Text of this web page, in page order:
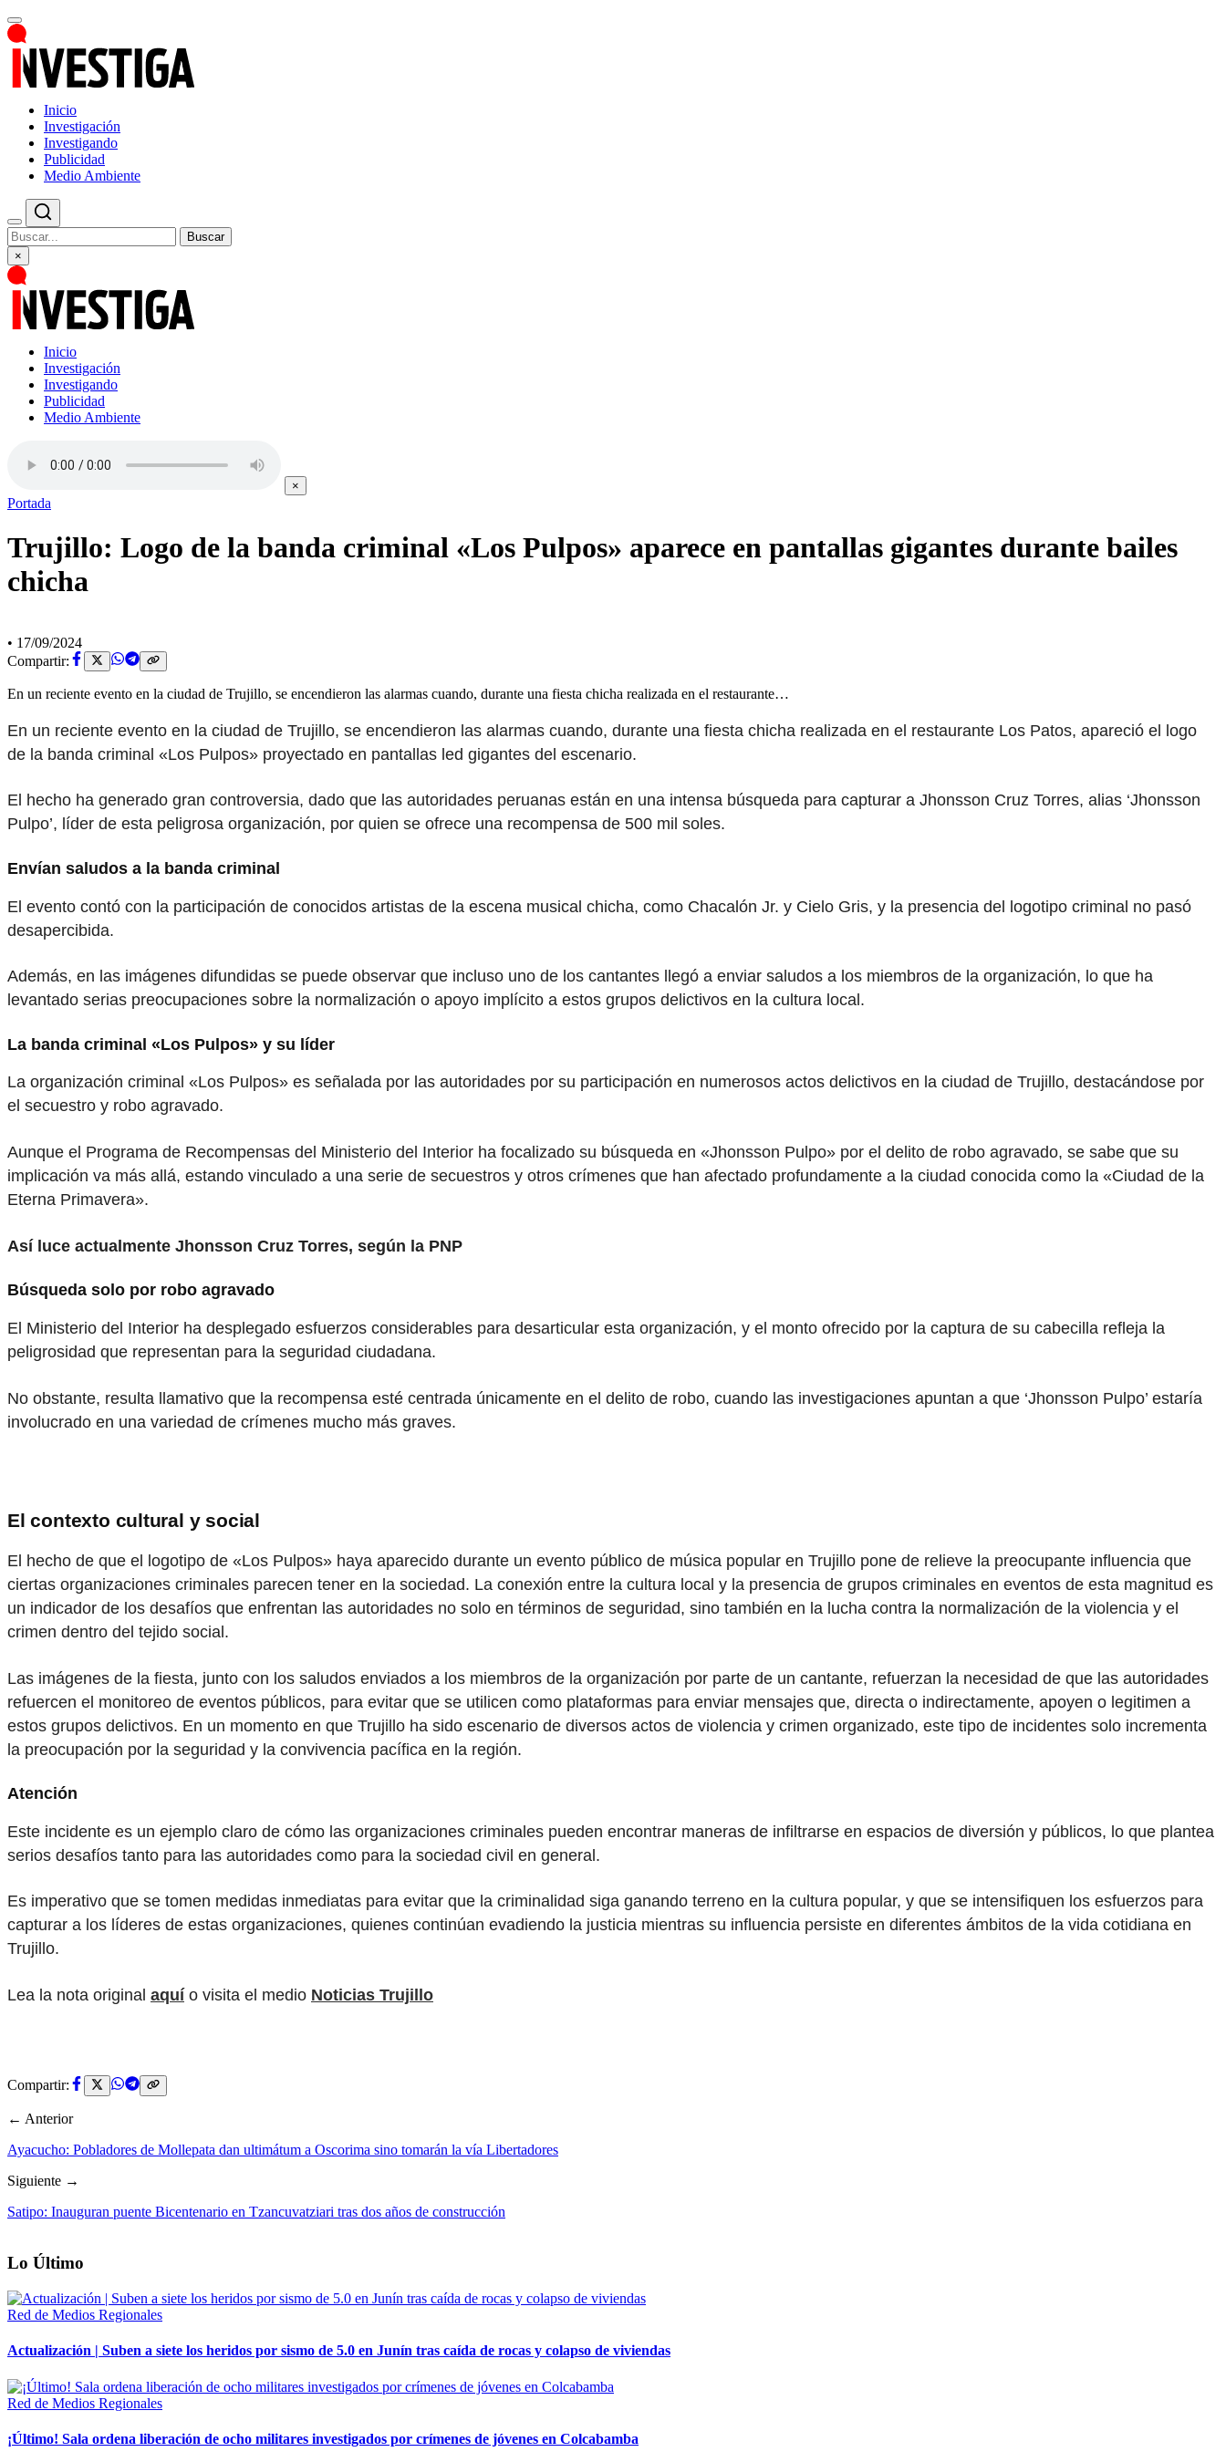
Inicio
Investigación
Investigando
Publicidad
Medio Ambiente
Buscar
×
Inicio
Investigación
Investigando
Publicidad
Medio Ambiente
×
Portada
Trujillo: Logo de la banda criminal «Los Pulpos» aparece en pantallas gigantes durante bailes
chicha
• 17/09/2024
Compartir:
En un reciente evento en la ciudad de Trujillo, se encendieron las alarmas cuando, durante una fiesta chicha realizada en el restaurante…
En un reciente evento en la ciudad de Trujillo, se encendieron las alarmas cuando, durante una fiesta chicha realizada en el restaurante Los Patos, apareció el logo
de la banda criminal «Los Pulpos» proyectado en pantallas led gigantes del escenario.
El hecho ha generado gran controversia, dado que las autoridades peruanas están en una intensa búsqueda para capturar a Jhonsson Cruz Torres, alias ‘Jhonsson
Pulpo’, líder de esta peligrosa organización, por quien se ofrece una recompensa de 500 mil soles.
Envían saludos a la banda criminal
El evento contó con la participación de conocidos artistas de la escena musical chicha, como Chacalón Jr. y Cielo Gris, y la presencia del logotipo criminal no pasó
desapercibida.
Además, en las imágenes difundidas se puede observar que incluso uno de los cantantes llegó a enviar saludos a los miembros de la organización, lo que ha
levantado serias preocupaciones sobre la normalización o apoyo implícito a estos grupos delictivos en la cultura local.
La banda criminal «Los Pulpos» y su líder
La organización criminal «Los Pulpos» es señalada por las autoridades por su participación en numerosos actos delictivos en la ciudad de Trujillo, destacándose por
el secuestro y robo agravado.
Aunque el Programa de Recompensas del Ministerio del Interior ha focalizado su búsqueda en «Jhonsson Pulpo» por el delito de robo agravado, se sabe que su
implicación va más allá, estando vinculado a una serie de secuestros y otros crímenes que han afectado profundamente a la ciudad conocida como la «Ciudad de la
Eterna Primavera».
Así luce actualmente Jhonsson Cruz Torres, según la PNP
Búsqueda solo por robo agravado
El Ministerio del Interior ha desplegado esfuerzos considerables para desarticular esta organización, y el monto ofrecido por la captura de su cabecilla refleja la
peligrosidad que representan para la seguridad ciudadana.
No obstante, resulta llamativo que la recompensa esté centrada únicamente en el delito de robo, cuando las investigaciones apuntan a que ‘Jhonsson Pulpo’ estaría
involucrado en una variedad de crímenes mucho más graves.
El contexto cultural y social
El hecho de que el logotipo de «Los Pulpos» haya aparecido durante un evento público de música popular en Trujillo pone de relieve la preocupante influencia que
ciertas organizaciones criminales parecen tener en la sociedad. La conexión entre la cultura local y la presencia de grupos criminales en eventos de esta magnitud es
un indicador de los desafíos que enfrentan las autoridades no solo en términos de seguridad, sino también en la lucha contra la normalización de la violencia y el
crimen dentro del tejido social.
Las imágenes de la fiesta, junto con los saludos enviados a los miembros de la organización por parte de un cantante, refuerzan la necesidad de que las autoridades
refuercen el monitoreo de eventos públicos, para evitar que se utilicen como plataformas para enviar mensajes que, directa o indirectamente, apoyen o legitimen a
estos grupos delictivos. En un momento en que Trujillo ha sido escenario de diversos actos de violencia y crimen organizado, este tipo de incidentes solo incrementa
la preocupación por la seguridad y la convivencia pacífica en la región.
Atención
Este incidente es un ejemplo claro de cómo las organizaciones criminales pueden encontrar maneras de infiltrarse en espacios de diversión y públicos, lo que plantea
serios desafíos tanto para las autoridades como para la sociedad civil en general.
Es imperativo que se tomen medidas inmediatas para evitar que la criminalidad siga ganando terreno en la cultura popular, y que se intensifiquen los esfuerzos para
capturar a los líderes de estas organizaciones, quienes continúan evadiendo la justicia mientras su influencia persiste en diferentes ámbitos de la vida cotidiana en
Trujillo.
Lea la nota original aquí o visita el medio Noticias Trujillo
Compartir:
← Anterior
Ayacucho: Pobladores de Mollepata dan ultimátum a Oscorima sino tomarán la vía Libertadores
Siguiente →
Satipo: Inauguran puente Bicentenario en Tzancuvatziari tras dos años de construcción
Lo Último
Red de Medios Regionales
Actualización | Suben a siete los heridos por sismo de 5.0 en Junín tras caída de rocas y colapso de viviendas
Red de Medios Regionales
¡Último! Sala ordena liberación de ocho militares investigados por crímenes de jóvenes en Colcabamba